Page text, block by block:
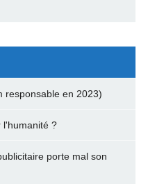
responsable en 2023)
l'humanité ?
porte mal son